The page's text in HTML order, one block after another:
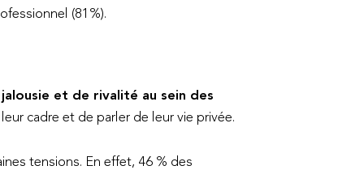
(81%).
et de rivalité au sein des
cadre et de parler de leur vie privée.
tensions. En effet, 46 % des